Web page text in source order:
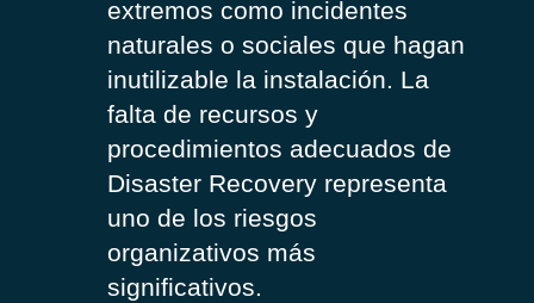
extremos como incidentes
naturales o sociales que hagan
inutilizable la instalación. La
falta de recursos y
procedimientos adecuados de
Disaster Recovery representa
uno de los riesgos
organizativos más
significativos.